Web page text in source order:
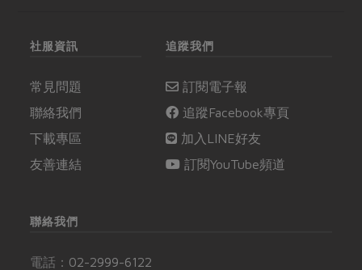
社服資訊
常見問題
聯絡我們
下載專區
友善連結
追蹤我們
訂閱電子報
追蹤Facebook專頁
加入LINE好友
訂閱YouTube頻道
聯絡我們
電話： 02-2999-6122